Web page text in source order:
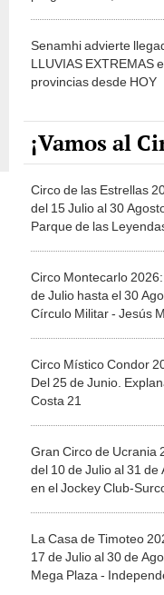
Senamhi advierte
LLUVIAS EXTREMAS
provincias desde HOY
¡Vamos al
Circo de las Estrellas
del 15 Julio al 30
Parque de las
Miguel
Circo Montecarlo
de Julio hasta el 30
Círculo Militar - Jesús
Circo Místico Condor
Del 25 de Junio.
Costa 21
Gran Circo de Ucrania
del 10 de Julio al 31 de
en el Jockey Club-
La Casa de Timoteo
17 de Julio al 30 de
Mega Plaza -